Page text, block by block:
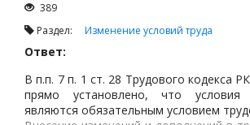
389
Раздел: Изменение условий труда
Ответ:
В п.п. 7 п. 1 ст. 28 Трудового кодекса
прямо установлено, что условия
являются обязательным условием